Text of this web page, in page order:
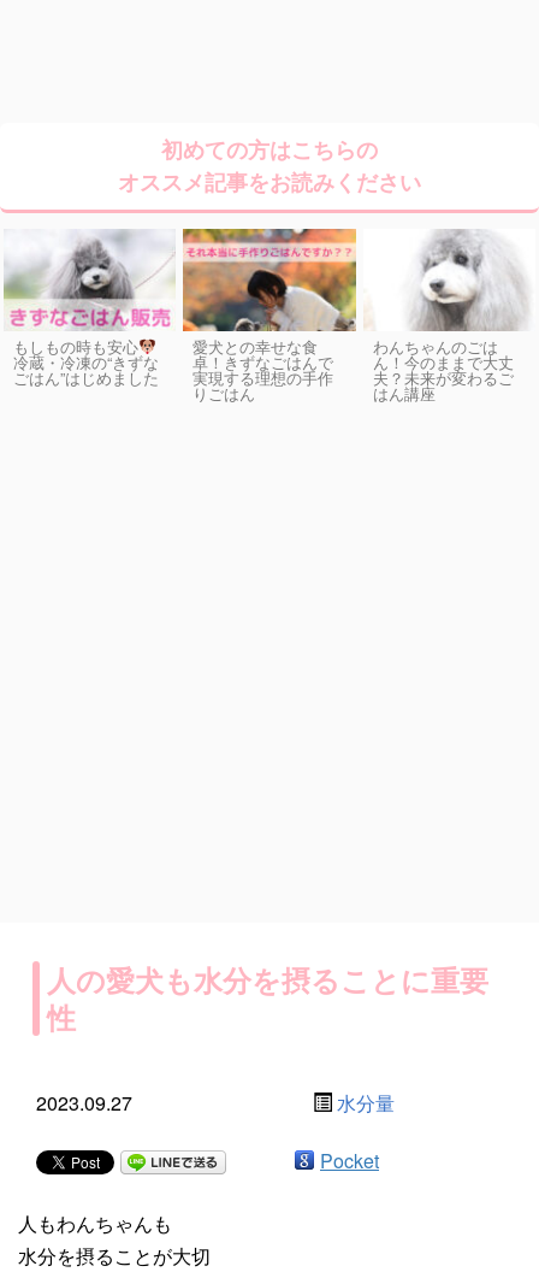
初めての方はこちらの
オススメ記事をお読みください
もしもの時も安心
冷蔵・冷凍の“きずな
ごはん”はじめました
愛犬との幸せな食
卓！きずなごはんで
実現する理想の手作
りごはん
わんちゃんのごは
ん！今のままで大丈
夫？未来が変わるご
はん講座
人の愛犬も水分を摂ることに重要
性
2023.09.27 水分量
Pocket
人もわんちゃんも
水分を摂ることが大切